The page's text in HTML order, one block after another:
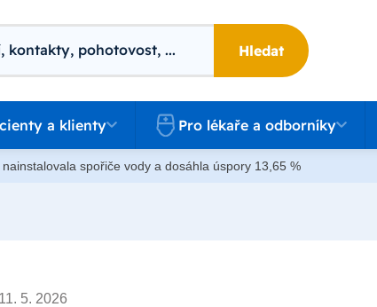
Hledat
a klienty
Pro lékaře a odborníky
Pro lékaře a odborníky
spořiče vody a dosáhla úspory 13,65 %
5. 2026